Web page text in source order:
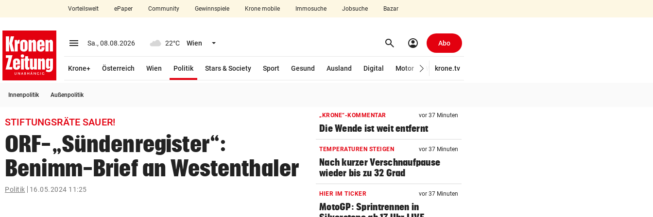
closeSchließen
account_circle Anmelden
arrow_right
bookmark
search
Suchbegriff
eingeben
Vorteilswelt ePaper Community Gewinnspiele Krone mobile Immosuche Jobsuche Bazar
menu Menü aufklappen
Sa., 08.08.2026 22°C Wien Menü aufklappen search Suchen
account_circle Abo
Krone+ Österreich Wien Politik
Stars & Society
Sport Gesund Ausland Digital Motor Wirtschaft
krone.tv
Innenpolitik Außenpolitik
STIFTUNGSRÄTE SAUER!
ORF-„Sündenregister“:
Benimm-Brief an Westenthaler
Politik 16.05.2024 11:25
„KRONE“-KOMMENTAR vor 37 Minuten
Die Wende ist weit entfernt
TEMPERATUREN STEIGEN vor 37 Minuten
Nach kurzer Verschnaufpause
wieder bis zu 32 Grad
HIER IM TICKER vor 37 Minuten
MotoGP: Sprintrennen in